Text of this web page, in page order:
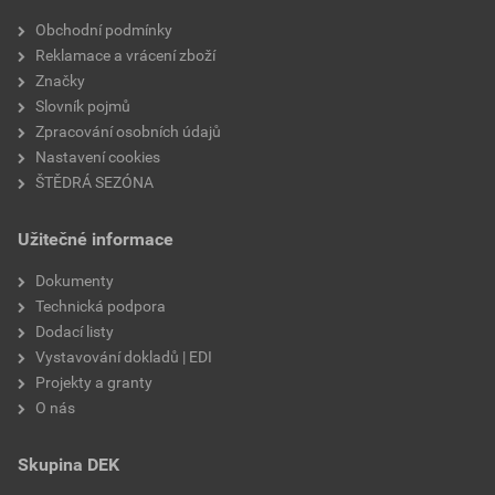
Velikost
faktor difuzního odporu
materiálová báze
Obchodní podmínky
Reklamace a vrácení zboží
Značky
Slovník pojmů
Zpracování osobních údajů
Nastavení cookies
ŠTĚDRÁ SEZÓNA
Užitečné informace
Dokumenty
Technická podpora
Dodací listy
Vystavování dokladů | EDI
Projekty a granty
O nás
Skupina DEK